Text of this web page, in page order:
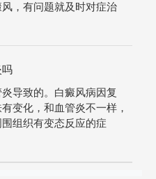
，有问题就及时对症治
导致的。白癜风病因复
变化，和血管炎不一样，
组织有变态反应的症